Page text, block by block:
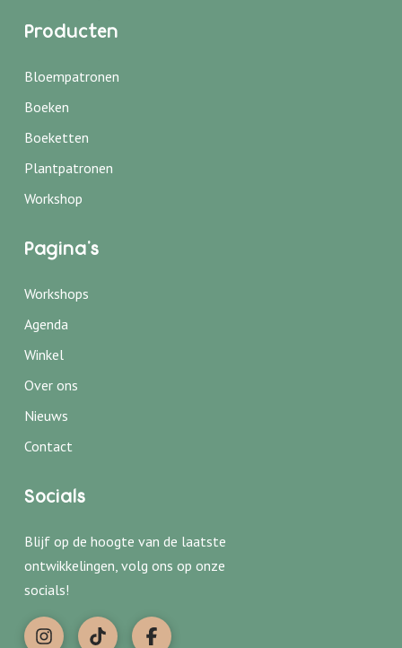
Producten
Bloempatronen
Boeken
Boeketten
Plantpatronen
Workshop
Pagina's
Workshops
← Terug
Haakworkshops
Babyshower
Personeelsuitje
Privéles haken
Kinderfeestje
Agenda
Winkel
Over ons
← Terug
Wie zijn wij
Onze locatie
Nieuws
Contact
Socials
Blijf op de hoogte van de laatste
ontwikkelingen, volg ons op onze
socials!